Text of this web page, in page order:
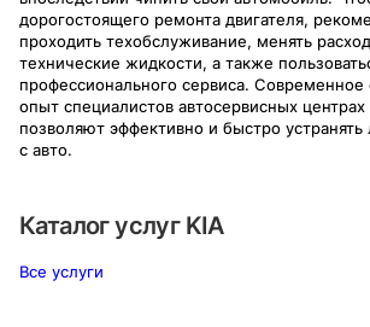
дорогостоящего ремонта двигателя,
проходить техобслуживание, менять
технические жидкости, а также
профессионального сервиса. Современное
опыт специалистов автосервисных
позволяют эффективно и быстро
с авто.
Каталог услуг KIA
Все услуги